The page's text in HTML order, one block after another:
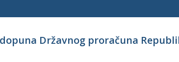
Državnog proračuna